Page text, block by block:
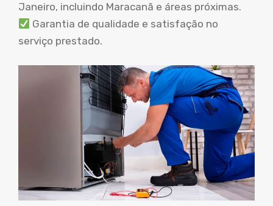
Janeiro, incluindo Maracanã e áreas próximas.
Garantia de qualidade e satisfação no
serviço prestado.